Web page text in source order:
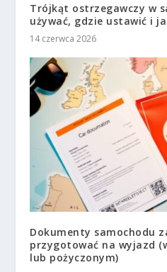
Trójkąt ostrzegawczy w
używać, gdzie ustawić i
14 czerwca 2026
Dokumenty samochodu
przygotować na wyjazd
lub pożyczonym)